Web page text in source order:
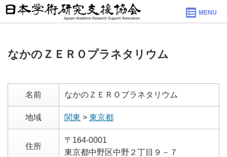
MENU
なかのＺＥＲＯプラネタリウム
名前 なかのＺＥＲＯプラネタリウム
地域 関東 > 東京都
住所
〒164-0001
東京都中野区中野２丁目９－７